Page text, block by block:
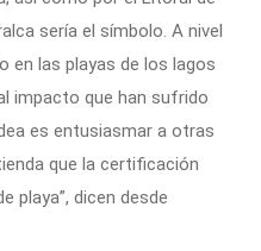
sería el símbolo. A nivel
en las playas de los lagos
impacto que han sufrido
es entusiasmar a otras
que la certificación
playa”, dicen desde